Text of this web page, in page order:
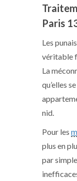
Paris
Les
véritable
La
qu’elles
nid.
Pour les
plus en
par